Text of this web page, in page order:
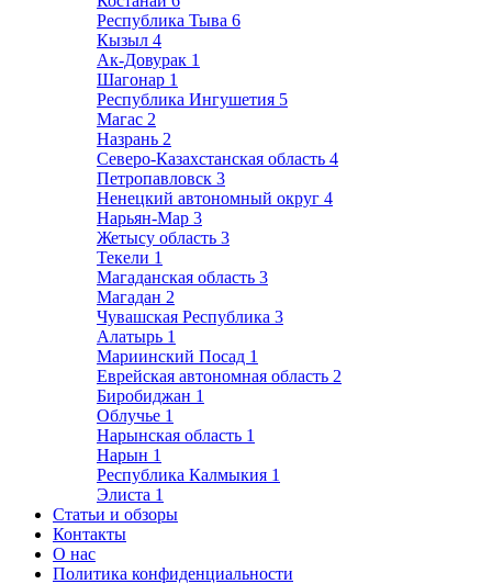
Республика Тыва 6
Кызыл 4
Ак-Довурак 1
Шагонар 1
Республика Ингушетия 5
Магас 2
Назрань 2
Северо-Казахстанская область 4
Петропавловск 3
Ненецкий автономный округ 4
Нарьян-Мар 3
Жетысу область 3
Текели 1
Магаданская область 3
Магадан 2
Чувашская Республика 3
Алатырь 1
Мариинский Посад 1
Еврейская автономная область 2
Биробиджан 1
Облучье 1
Нарынская область 1
Нарын 1
Республика Калмыкия 1
Элиста 1
Статьи и обзоры
Контакты
О нас
Политика конфиденциальности